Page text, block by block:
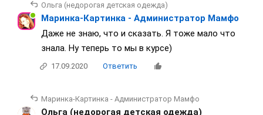
Ольга (недорогая детская одежда)
Маринка-Картинка - Администратор Мамфо
Даже не знаю, что и сказать. Я тоже мало что
знала. Ну теперь то мы в курсе)
17.09.2020 Ответить
Маринка-Картинка - Администратор Мамфо
Ольга (недорогая детская одежда)